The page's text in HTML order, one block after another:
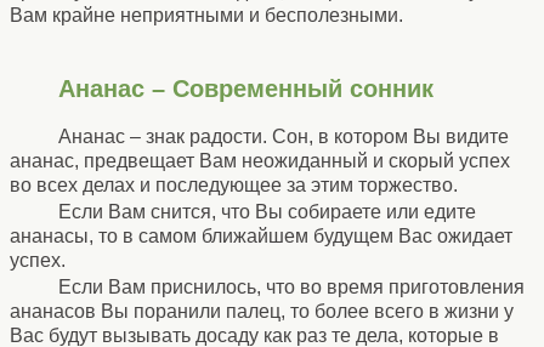
Вам крайне неприятными и бесполезными.
Ананас – Современный сонник
Ананас – знак радости. Сон, в котором Вы видите
ананас, предвещает Вам неожиданный и скорый успех
во всех делах и последующее за этим торжество.
Если Вам снится, что Вы собираете или едите
ананасы, то в самом ближайшем будущем Вас ожидает
успех.
Если Вам приснилось, что во время приготовления
ананасов Вы поранили палец, то более всего в жизни у
Вас будут вызывать досаду как раз те дела, которые в